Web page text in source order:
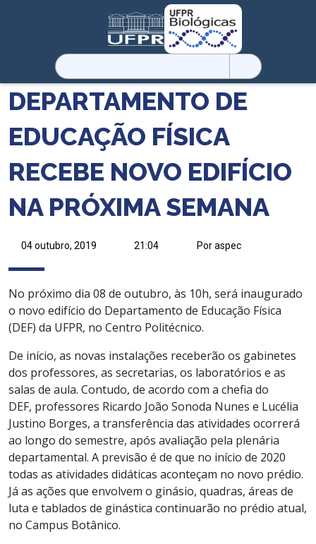
Pesquisar
por:
DEPARTAMENTO DE
EDUCAÇÃO FÍSICA
RECEBE NOVO EDIFÍCIO
NA PRÓXIMA SEMANA
04 outubro, 2019 21:04 Por aspec
No próximo dia 08 de outubro, às 10h, será inaugurado
o novo edifício do Departamento de Educação Física
(DEF) da UFPR, no Centro Politécnico.
De início, as novas instalações receberão os gabinetes
dos professores, as secretarias, os laboratórios e as
salas de aula. Contudo, de acordo com a chefia do
DEF, professores Ricardo João Sonoda Nunes e Lucélia
Justino Borges, a transferência das atividades ocorrerá
ao longo do semestre, após avaliação pela plenária
departamental. A previsão é de que no início de 2020
todas as atividades didáticas aconteçam no novo prédio.
Já as ações que envolvem o ginásio, quadras, áreas de
luta e tablados de ginástica continuarão no prédio atual,
no Campus Botânico.